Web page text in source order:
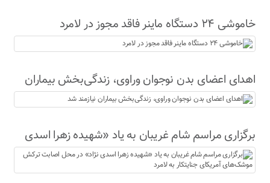
خاموشی ۲۴ دستگاه ماینر فاقد مجوز در لامرد
اهدای اعضای بدن نوجوان وراوی، زندگی‌بخش بیماران
نیازمند شد
برگزاری مراسم شام غریبان به یاد «شهیده زهرا اسدی
نژاد» در محل اصابت ترکش موشک‌های آمریکای
جنایتکار به لامرد